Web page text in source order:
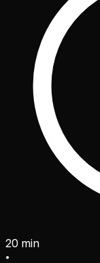
20 min
•